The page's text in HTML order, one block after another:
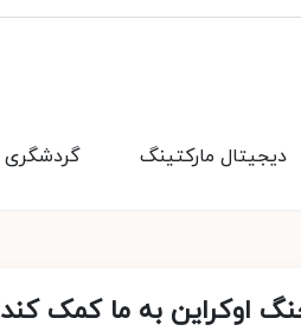
گردشگری دیجیتال مارکتینگ
اوکراین به ما کمک کند